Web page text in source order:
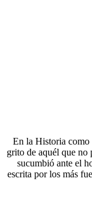
En la Historia como
grito de aquél que no
sucumbió ante el
escrita por los más